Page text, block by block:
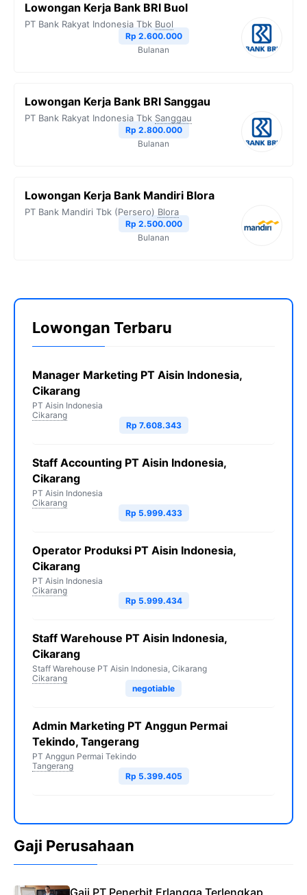
Lowongan Kerja Bank BRI Buol
PT Bank Rakyat Indonesia Tbk Buol
Rp 2.600.000
Bulanan
Lowongan Kerja Bank BRI Sanggau
PT Bank Rakyat Indonesia Tbk Sanggau
Rp 2.800.000
Bulanan
Lowongan Kerja Bank Mandiri Blora
PT Bank Mandiri Tbk (Persero) Blora
Rp 2.500.000
Bulanan
Lowongan Terbaru
Manager Marketing PT Aisin Indonesia,
Cikarang
PT Aisin Indonesia
Cikarang
Rp 7.608.343
Staff Accounting PT Aisin Indonesia,
Cikarang
PT Aisin Indonesia
Cikarang
Rp 5.999.433
Operator Produksi PT Aisin Indonesia,
Cikarang
PT Aisin Indonesia
Cikarang
Rp 5.999.434
Staff Warehouse PT Aisin Indonesia,
Cikarang
Staff Warehouse PT Aisin Indonesia, Cikarang
Cikarang
negotiable
Admin Marketing PT Anggun Permai
Tekindo, Tangerang
PT Anggun Permai Tekindo
Tangerang
Rp 5.399.405
Gaji Perusahaan
Gaji PT Penerbit Erlangga Terlengkap